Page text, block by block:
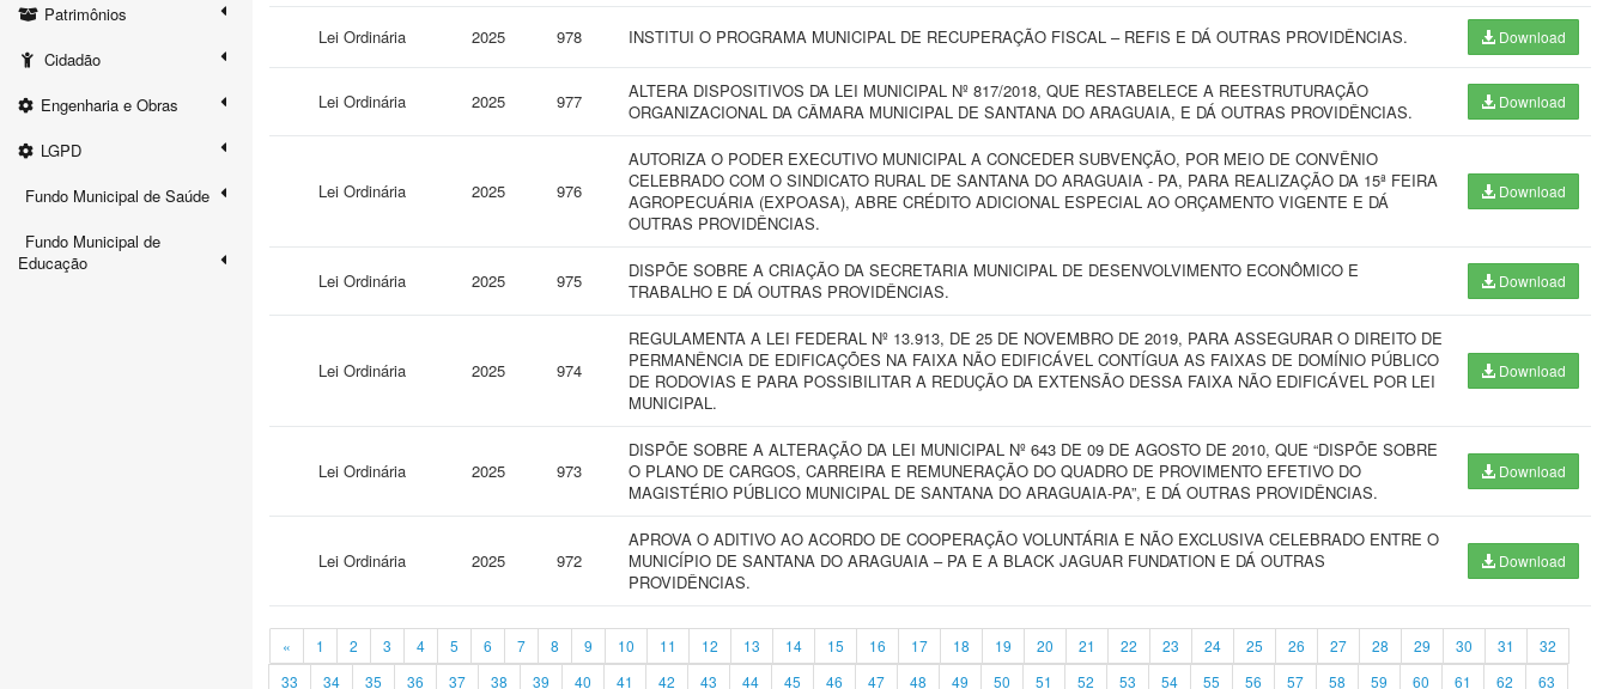
Patrimônios
Cidadão
Engenharia e Obras
LGPD
Fundo Municipal de Saúde
Fundo Municipal de
Educação
Lei Ordinária 2025 978 INSTITUI O PROGRAMA MUNICIPAL DE RECUPERAÇÃO FISCAL – REFIS E DÁ OUTRAS PROVIDÊNCIAS. Download
Lei Ordinária 2025 977
ALTERA DISPOSITIVOS DA LEI MUNICIPAL Nº 817/2018, QUE RESTABELECE A REESTRUTURAÇÃO
ORGANIZACIONAL DA CÂMARA MUNICIPAL DE SANTANA DO ARAGUAIA, E DÁ OUTRAS PROVIDÊNCIAS.
Download
Lei Ordinária 2025 976
AUTORIZA O PODER EXECUTIVO MUNICIPAL A CONCEDER SUBVENÇÃO, POR MEIO DE CONVÊNIO
CELEBRADO COM O SINDICATO RURAL DE SANTANA DO ARAGUAIA - PA, PARA REALIZAÇÃO DA 15ª FEIRA
AGROPECUÁRIA (EXPOASA), ABRE CRÉDITO ADICIONAL ESPECIAL AO ORÇAMENTO VIGENTE E DÁ
OUTRAS PROVIDÊNCIAS.
Download
Lei Ordinária 2025 975
DISPÕE SOBRE A CRIAÇÃO DA SECRETARIA MUNICIPAL DE DESENVOLVIMENTO ECONÔMICO E
TRABALHO E DÁ OUTRAS PROVIDÊNCIAS.
Download
Lei Ordinária 2025 974
REGULAMENTA A LEI FEDERAL Nº 13.913, DE 25 DE NOVEMBRO DE 2019, PARA ASSEGURAR O DIREITO DE
PERMANÊNCIA DE EDIFICAÇÕES NA FAIXA NÃO EDIFICÁVEL CONTÍGUA AS FAIXAS DE DOMÍNIO PÚBLICO
DE RODOVIAS E PARA POSSIBILITAR A REDUÇÃO DA EXTENSÃO DESSA FAIXA NÃO EDIFICÁVEL POR LEI
MUNICIPAL.
Download
Lei Ordinária 2025 973
DISPÕE SOBRE A ALTERAÇÃO DA LEI MUNICIPAL Nº 643 DE 09 DE AGOSTO DE 2010, QUE “DISPÕE SOBRE
O PLANO DE CARGOS, CARREIRA E REMUNERAÇÃO DO QUADRO DE PROVIMENTO EFETIVO DO
MAGISTÉRIO PÚBLICO MUNICIPAL DE SANTANA DO ARAGUAIA-PA”, E DÁ OUTRAS PROVIDÊNCIAS.
Download
Lei Ordinária 2025 972
APROVA O ADITIVO AO ACORDO DE COOPERAÇÃO VOLUNTÁRIA E NÃO EXCLUSIVA CELEBRADO ENTRE O
MUNICÍPIO DE SANTANA DO ARAGUAIA – PA E A BLACK JAGUAR FUNDATION E DÁ OUTRAS
PROVIDÊNCIAS.
Download
« 1 2 3 4 5 6 7 8 9 10 11 12 13 14 15 16 17 18 19 20 21 22 23 24 25 26 27 28 29 30 31
32
33
34 35 36 37 38 39 40 41 42 43 44 45 46 47 48 49 50 51 52 53 54 55 56 57 58 59 60 61 62 63